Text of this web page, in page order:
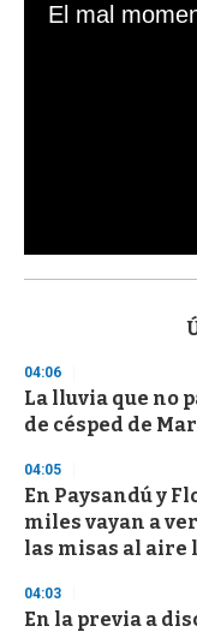
s
d
s
o
f
3
s
c
o
d
s
04:06
La lluvia que no
de césped de
04:05
En Paysandú y
miles vayan a
las misas al aire
04:03
En la previa a